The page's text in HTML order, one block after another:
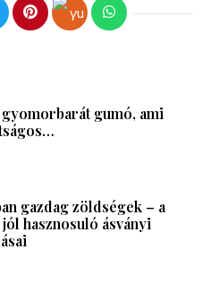
gumó, ami
gazdag zöldségek – a
hasznosuló ásványi